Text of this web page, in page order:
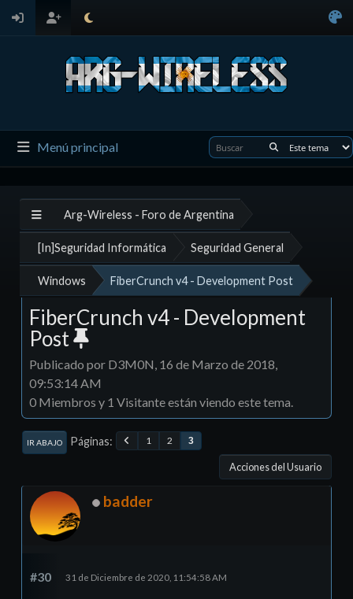
Menú principal
Arg-Wireless - Foro de Argentina
[In]Seguridad Informática Seguridad General
Windows FiberCrunch v4 - Development Post
FiberCrunch v4 - Development
Post
Publicado por D3M0N, 16 de Marzo de 2018,
09:53:14 AM
0 Miembros y 1 Visitante están viendo este tema.
IR ABAJO Páginas 1 2 3
Acciones del Usuario
badder
#30 31 de Diciembre de 2020, 11:54:58 AM